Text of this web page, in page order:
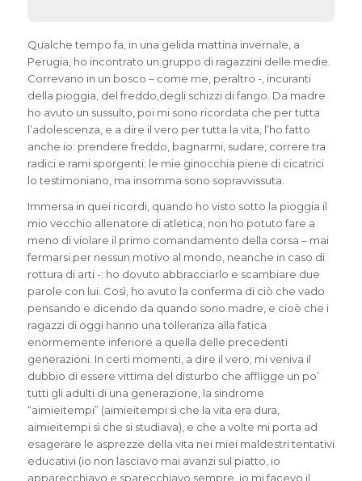
Qualche tempo fa, in una gelida mattina invernale, a
Perugia, ho incontrato un gruppo di ragazzini delle medie.
Correvano in un bosco – come me, peraltro -, incuranti
della pioggia, del freddo,degli schizzi di fango. Da madre
ho avuto un sussulto, poi mi sono ricordata che per tutta
l’adolescenza, e a dire il vero per tutta la vita, l’ho fatto
anche io: prendere freddo, bagnarmi, sudare, correre tra
radici e rami sporgenti; le mie ginocchia piene di cicatrici
lo testimoniano, ma insomma sono sopravvissuta.
Immersa in quei ricordi, quando ho visto sotto la pioggia il
mio vecchio allenatore di atletica, non ho potuto fare a
meno di violare il primo comandamento della corsa – mai
fermarsi per nessun motivo al mondo, neanche in caso di
rottura di arti -: ho dovuto abbracciarlo e scambiare due
parole con lui. Così, ho avuto la conferma di ciò che vado
pensando e dicendo da quando sono madre, e cioè che i
ragazzi di oggi hanno una tolleranza alla fatica
enormemente inferiore a quella delle precedenti
generazioni. In certi momenti, a dire il vero, mi veniva il
dubbio di essere vittima del disturbo che affligge un po’
tutti gli adulti di una generazione, la sindrome
“aimieitempi” (aimieitempi sì che la vita era dura,
aimieitempi sì che si studiava), e che a volte mi porta ad
esagerare le asprezze della vita nei miei maldestri tentativi
educativi (io non lasciavo mai avanzi sul piatto, io
apparecchiavo e sparecchiavo sempre, io mi facevo il